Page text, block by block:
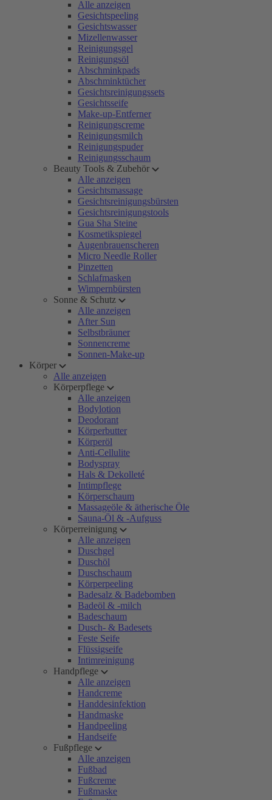
Alle anzeigen
Gesichtspeeling
Gesichtswasser
Mizellenwasser
Reinigungsgel
Reinigungsöl
Abschminkpads
Abschminktücher
Gesichtsreinigungssets
Gesichtsseife
Make-up-Entferner
Reinigungscreme
Reinigungsmilch
Reinigungspuder
Reinigungsschaum
Beauty Tools & Zubehör
Alle anzeigen
Gesichtsmassage
Gesichtsreinigungsbürsten
Gesichtsreinigungstools
Gua Sha Steine
Kosmetikspiegel
Augenbrauenscheren
Micro Needle Roller
Pinzetten
Schlafmasken
Wimpernbürsten
Sonne & Schutz
Alle anzeigen
After Sun
Selbstbräuner
Sonnencreme
Sonnen-Make-up
Körper
Alle anzeigen
Körperpflege
Alle anzeigen
Bodylotion
Deodorant
Körperbutter
Körperöl
Anti-Cellulite
Bodyspray
Hals & Dekolleté
Intimpflege
Körperschaum
Massageöle & ätherische Öle
Sauna-Öl & -Aufguss
Körperreinigung
Alle anzeigen
Duschgel
Duschöl
Duschschaum
Körperpeeling
Badesalz & Badebomben
Badeöl & -milch
Badeschaum
Dusch- & Badesets
Feste Seife
Flüssigseife
Intimreinigung
Handpflege
Alle anzeigen
Handcreme
Handdesinfektion
Handmaske
Handpeeling
Handseife
Fußpflege
Alle anzeigen
Fußbad
Fußcreme
Fußmaske